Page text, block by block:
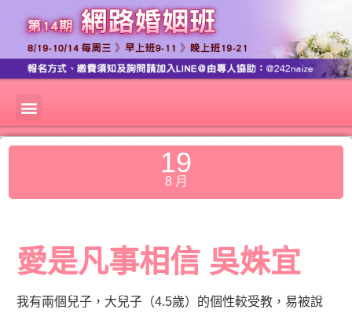
19
8 月
愛是凡事相信 吳姝宜
我有兩個兒子，大兒子（4.5歲）的個性較受教，易被說